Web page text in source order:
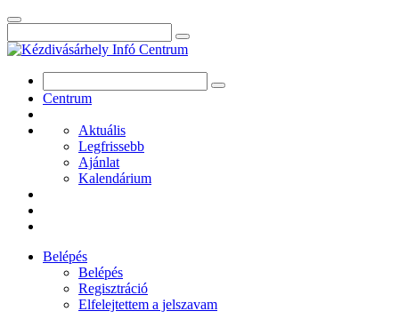
Centrum
Aktuális
Legfrissebb
Ajánlat
Kalendárium
Belépés
Belépés
Regisztráció
Elfelejtettem a jelszavam